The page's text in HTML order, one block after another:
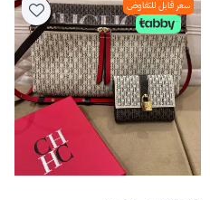
سعر قابل للتفاوض